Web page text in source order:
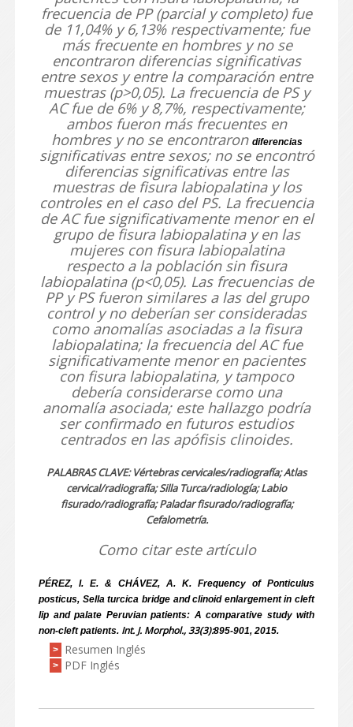
frecuencia de PP (parcial y completo) fue
de 11,04% y 6,13% respectivamente; fue
más frecuente en hombres y no se
encontraron diferencias significativas
entre sexos y entre la comparación entre
muestras (p>0,05). La frecuencia de PS y
AC fue de 6% y 8,7%, respectivamente;
ambos fueron más frecuentes en
hombres y no se encontraron diferencias
significativas entre sexos; no se encontró
diferencias significativas entre las
muestras de fisura labiopalatina y los
controles en el caso del PS. La frecuencia
de AC fue significativamente menor en el
grupo de fisura labiopalatina y en las
mujeres con fisura labiopalatina
respecto a la población sin fisura
labiopalatina (p<0,05). Las frecuencias de
PP y PS fueron similares a las del grupo
control y no deberían ser consideradas
como anomalías asociadas a la fisura
labiopalatina; la frecuencia del AC fue
significativamente menor en pacientes
con fisura labiopalatina, y tampoco
debería considerarse como una
anomalía asociada; este hallazgo podría
ser confirmado en futuros estudios
centrados en las apófisis clinoides.
PALABRAS CLAVE: Vértebras cervicales/radiografía; Atlas
cervical/radiografía; Silla Turca/radiología; Labio
fisurado/radiografía; Paladar fisurado/radiografía;
Cefalometría.
Como citar este artículo
PÉREZ, I. E. & CHÁVEZ, A. K. Frequency of Ponticulus
posticus, Sella turcica bridge and clinoid enlargement in cleft
lip and palate Peruvian patients: A comparative study with
non-cleft patients. Int. J. Morphol., 33(3):895-901, 2015.
>
Resumen Inglés
> PDF Inglés